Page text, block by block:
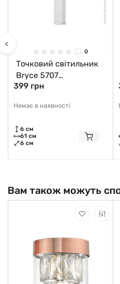
<
0
Точковий світильник
Bryce 5707
Nowodvorski
399 грн
Немає в наявності
6 см
61 см
6 см
Вам також можуть